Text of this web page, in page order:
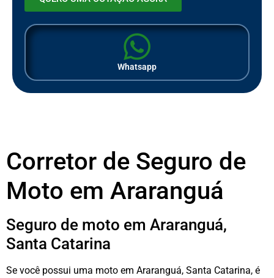
Whatsapp
Corretor de Seguro de
Moto em Araranguá
Seguro de moto em Araranguá,
Santa Catarina
Se você possui uma moto em Araranguá, Santa Catarina, é